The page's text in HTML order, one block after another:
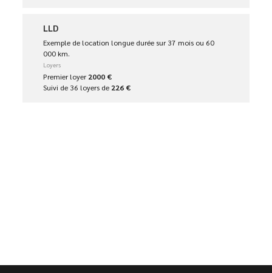
LLD
Exemple de location longue durée sur 37 mois ou 60
000 km.
Loyers
Premier loyer2000 €
Suivi de 36 loyers de 226 €